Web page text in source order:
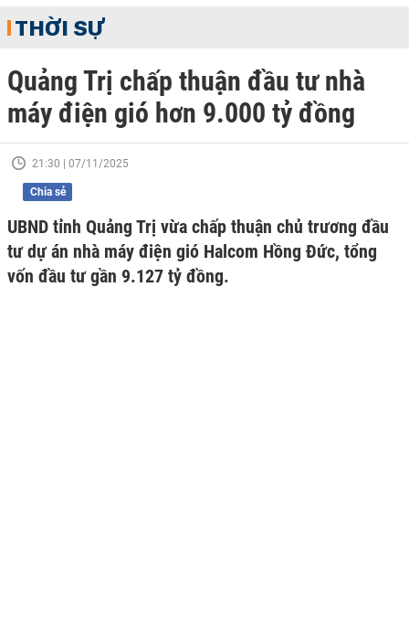
THỜI SỰ
Quảng Trị chấp thuận đầu tư nhà
máy điện gió hơn 9.000 tỷ đồng
21:30 | 07/11/2025
Chia sẻ
UBND tỉnh Quảng Trị vừa chấp thuận chủ trương đầu
tư dự án nhà máy điện gió Halcom Hồng Đức, tổng
vốn đầu tư gần 9.127 tỷ đồng.